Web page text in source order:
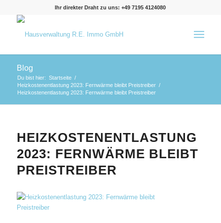
Ihr direkter Draht zu uns: +49 7195 4124080
Blog
Du bist hier: Startseite /
Heizkostenentlastung 2023: Fernwärme bleibt Preistreiber /
Heizkostenentlastung 2023: Fernwärme bleibt Preistreiber
HEIZKOSTENENTLASTUNG
2023: FERNWÄRME BLEIBT
PREISTREIBER